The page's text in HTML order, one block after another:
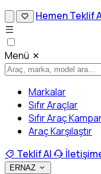
Hemen Teklif
Menü
Markalar
Sıfır Araçlar
Sıfır Araç
Araç Karşılaştır
Teklif Al
ERNAZ